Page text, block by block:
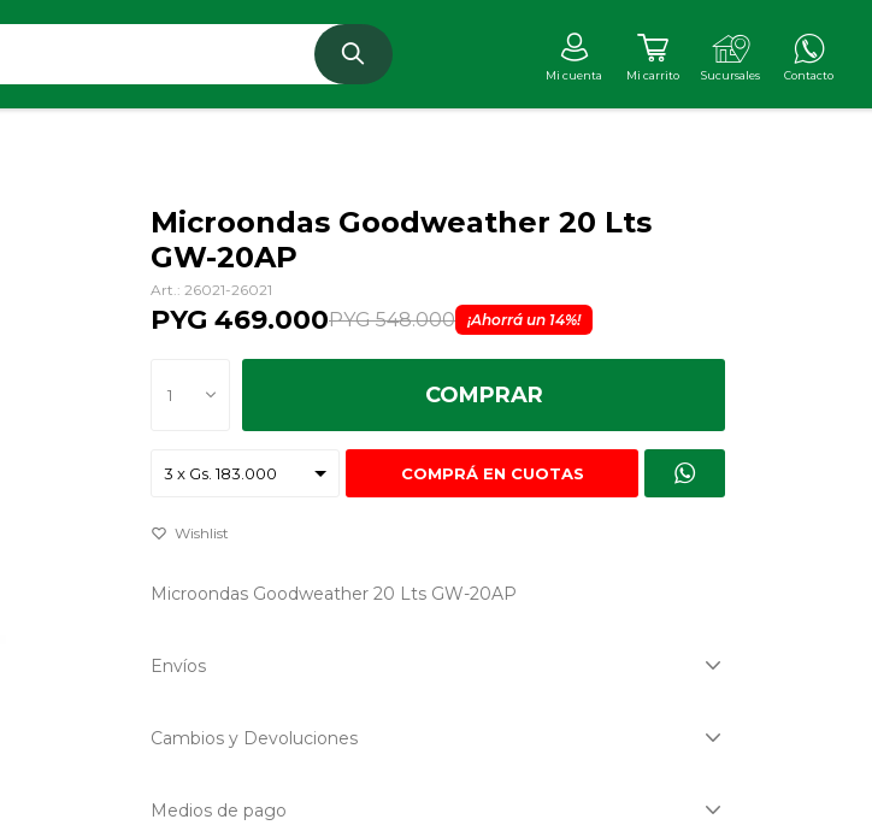
Microondas Goodweather 20 Lts
GW-20AP
26021-26021
PYG 469.000PYG 548.000 14
1 COMPRAR
COMPRÁ EN CUOTAS
Microondas Goodweather 20 Lts GW-20AP
Envíos
Cambios y Devoluciones
Medios de pago